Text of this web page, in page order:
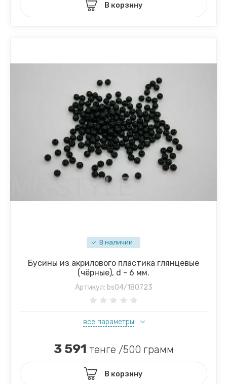
В корзину
В наличии
Бусины из акрилового пластика глянцевые
(чёрные), d - 6 мм.
Артикул: bs04/180723
все параметры
3 591 тенге /500 грамм
В корзину